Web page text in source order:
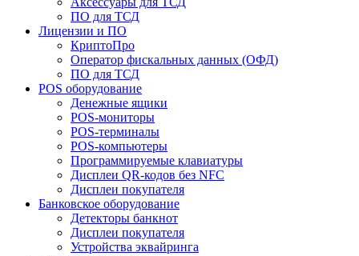
ПО для ТСД
Лицензии и ПО
КриптоПро
Оператор фискальных данных (ОФД)
ПО для ТСД
POS оборудование
Денежные ящики
POS-мониторы
POS-терминалы
POS-компьютеры
Программируемые клавиатуры
Дисплеи QR-кодов без NFC
Дисплеи покупателя
Банковское оборудование
Детекторы банкнот
Дисплеи покупателя
Устройства эквайринга